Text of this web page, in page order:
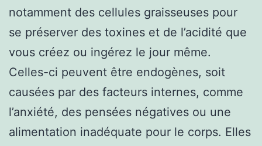
notamment des cellules graisseuses pour
se préserver des toxines et de l’acidité que
vous créez ou ingérez le jour même.
Celles-ci peuvent être endogènes, soit
causées par des facteurs internes, comme
l’anxiété, des pensées négatives ou une
alimentation inadéquate pour le corps. Elles